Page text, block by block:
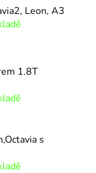
Leon, A3
1.8T
s